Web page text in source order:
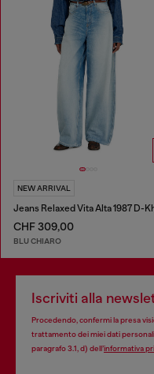
NEW ARRIVAL
CHF 309,00
BLU CHIARO
Iscriviti alla
Procedendo, confermi la presa
trattamento dei miei dati
paragrafo 3.1, d) dell’informativa